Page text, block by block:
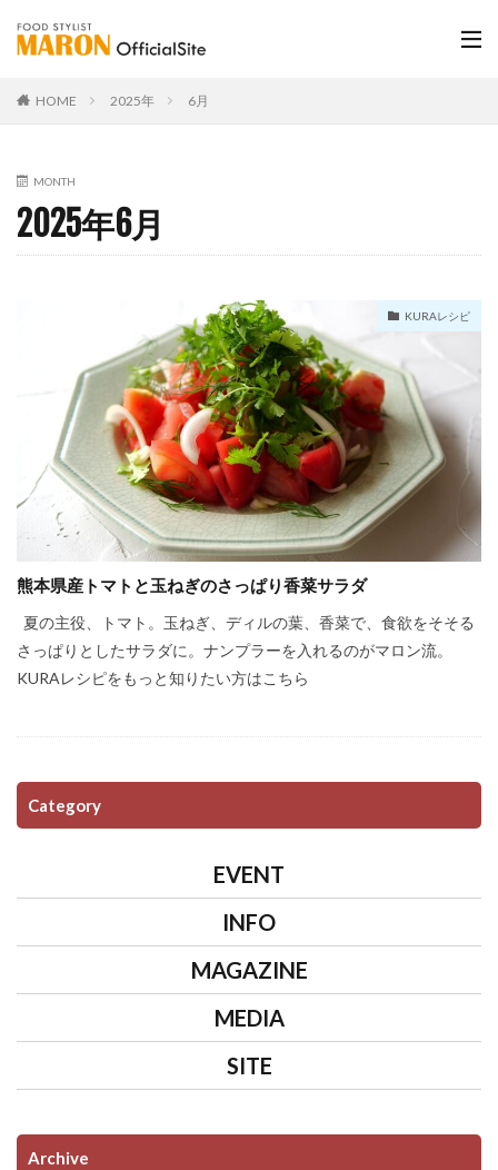
HOME 2025年 6月
MONTH
2025年6月
KURAレシピ
熊本県産トマトと玉ねぎのさっぱり香菜サラダ
夏の主役、トマト。玉ねぎ、ディルの葉、香菜で、食欲をそそる
さっぱりとしたサラダに。ナンプラーを入れるのがマロン流。
KURAレシピをもっと知りたい方はこちら
Category
EVENT
INFO
MAGAZINE
MEDIA
SITE
Archive